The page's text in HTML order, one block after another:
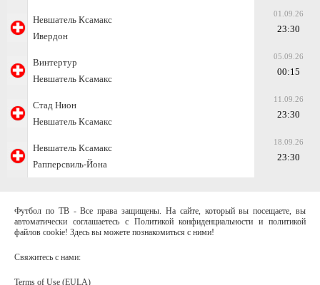
Невшатель Ксамакс
Ивердон
01.09.26
23:30
Винтертур
Невшатель Ксамакс
05.09.26
00:15
Стад Нион
Невшатель Ксамакс
11.09.26
23:30
Невшатель Ксамакс
Рапперсвиль-Йона
18.09.26
23:30
Футбол по ТВ - Все права защищены. На сайте, который вы посещаете, вы
автоматически соглашаетесь с Политикой конфиденциальности и политикой
файлов cookie! Здесь вы можете познакомиться с ними!
Свяжитесь с нами:
Terms of Use (EULA)